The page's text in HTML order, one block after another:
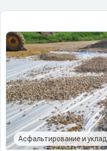
Асфальтирование и